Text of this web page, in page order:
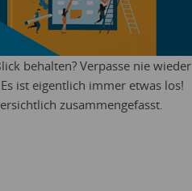
behalten? Verpasse nie wieder
ist eigentlich immer etwas los!
zusammengefasst.